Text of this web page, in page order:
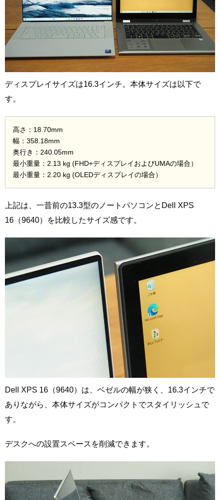
ディスプレイサイズは16.3インチ。本体サイズは以下で
す。
高さ：18.70mm
幅：358.18mm
奥行き：240.05mm
最小重量：2.13 kg (FHD+ディスプレイおよびUMAの場合）
最小重量：2.20 kg (OLEDディスプレイの場合）
上記は、一昔前の13.3型のノートパソコンとDell XPS
16（9640）を比較したサイズ感です。
Dell XPS 16（9640）は、ベゼルの幅が狭く、16.3インチで
ありながら、本体サイズがコンパクトでスタイリッシュで
す。
デスクへの設置スペースを削減できます。